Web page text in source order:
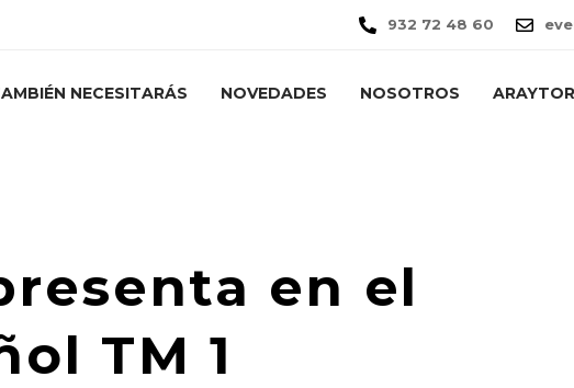
932 72 48 60
NECESITARÁS NOVEDADES NOSOTROS
en el
TM 1